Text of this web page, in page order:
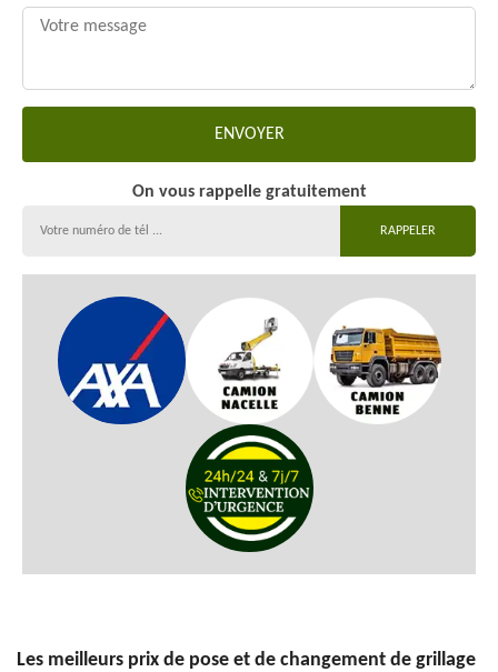
On vous rappelle gratuitement
Les meilleurs prix de pose et de changement de grillage